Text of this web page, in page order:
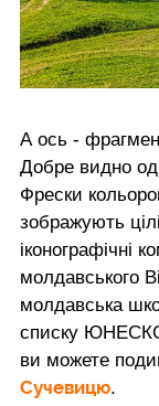
А ось -
Добре видно
Фрески
зображують
іконографічні
молдавського
молдавська
списку
ви можете
Сучевицю.